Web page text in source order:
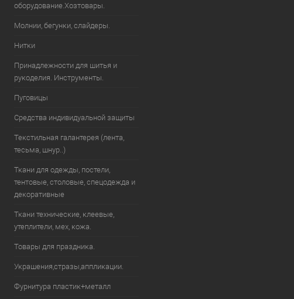
оборудование.Хозтовары.
Молнии, бегунки, слайдеры.
Нитки
Принадлежности для шитья и
рукоделия. Инструменты.
Пуговицы
Средства индивидуальной защиты
Текстильная галантерея (лента,
тесьма, шнур..)
Ткани для одежды, постели,
тентовые, столовые, спецодежда и
декоративные
Ткани технические, клеевые,
утеплители, мех, кожа.
Товары для праздника.
Украшения,стразы,аппликации.
Фурнитура пластик+металл